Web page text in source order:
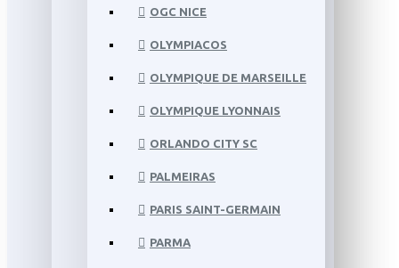
OGC NICE
OLYMPIACOS
OLYMPIQUE DE MARSEILLE
OLYMPIQUE LYONNAIS
ORLANDO CITY SC
PALMEIRAS
PARIS SAINT-GERMAIN
PARMA